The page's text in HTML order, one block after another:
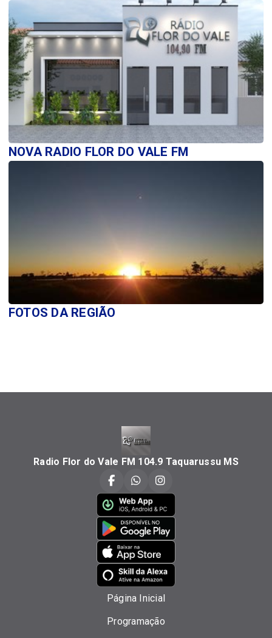
NOVA RADIO FLOR DO VALE FM
FOTOS DA REGIÃO
Radio Flor do Vale FM 104.9 Taquarussu MS
Página Inicial
Programação